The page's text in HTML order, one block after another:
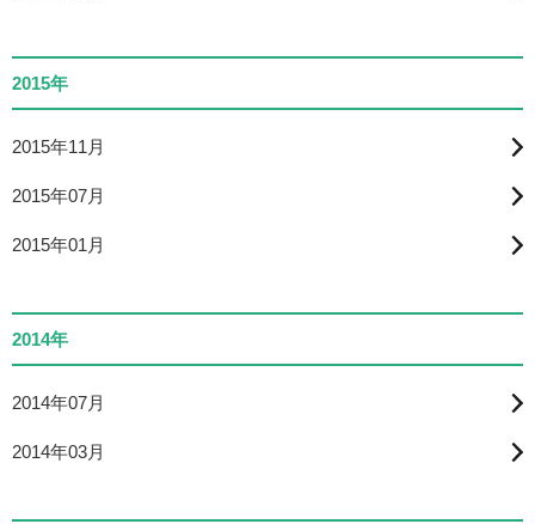
2015年
2015年11月
2015年07月
2015年01月
2014年
2014年07月
2014年03月